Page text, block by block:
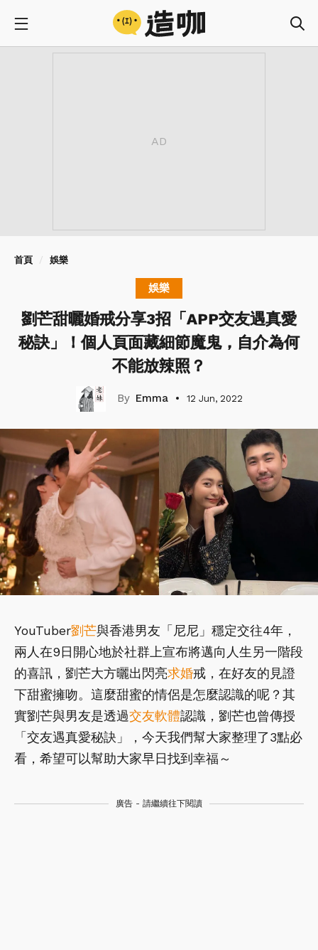
首頁 娛樂
娛樂
劉芒甜曬婚戒分享3招「APP交友遇真愛
秘訣」！個人頁面藏細節魔鬼，自介為何
不能放辣照？
Emma 12 Jun, 2022
YouTuber劉芒與香港男友「尼尼」穩定交往4年，
兩人在9日開心地於社群上宣布將邁向人生另一階段
的喜訊，劉芒大方曬出閃亮求婚戒，在好友的見證
下甜蜜擁吻。這麼甜蜜的情侶是怎麼認識的呢？其
實劉芒與男友是透過交友軟體認識，劉芒也曾傳授
「交友遇真愛秘訣」，今天我們幫大家整理了3點必
看，希望可以幫助大家早日找到幸福～
廣告 - 請繼續往下閱讀